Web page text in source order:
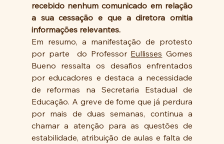
recebido nenhum comunicado em relação
a sua cessação e que a diretora omitia
informações relevantes.
Em resumo, a manifestação de protesto
por parte  do Professor Eullisses Gomes
Bueno ressalta os desafios enfrentados
por educadores e destaca a necessidade
de reformas na Secretaria Estadual de
Educação. A greve de fome que já perdura
por mais de duas semanas, continua a
chamar a atenção para as questões de
estabilidade, atribuição de aulas e falta de